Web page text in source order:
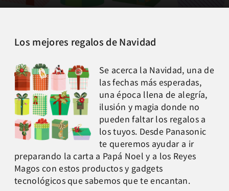
Los mejores regalos de Navidad
Se acerca la Navidad, una de
las fechas más esperadas,
una época llena de alegría,
ilusión y magia donde no
pueden faltar los regalos a
los tuyos. Desde Panasonic
te queremos ayudar a ir
preparando la carta a Papá Noel y a los Reyes
Magos con estos productos y gadgets
tecnológicos que sabemos que te encantan.